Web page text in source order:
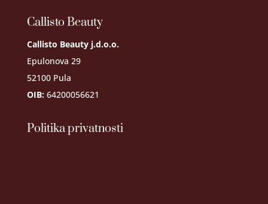
Callisto Beauty
Callisto Beauty j.d.o.o.
Epulonova 29
52100 Pula
OIB:64200056621
Politika privatnosti